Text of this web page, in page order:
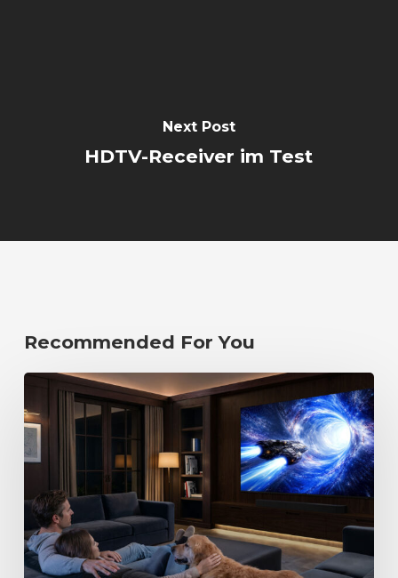
Next Post
HDTV-Receiver im Test
Recommended For You